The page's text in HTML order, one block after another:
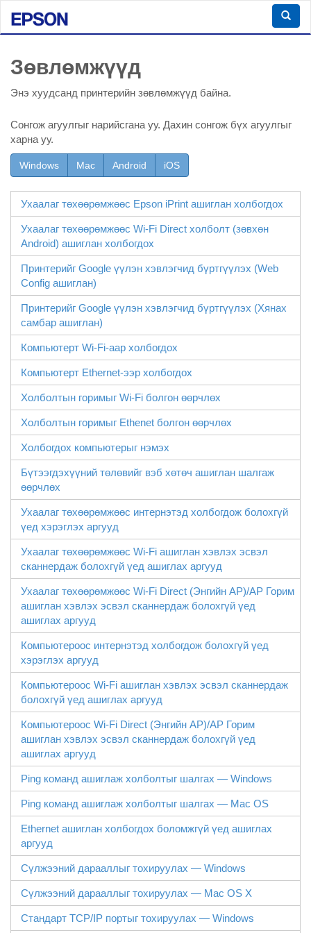
Зөвлөмжүүд
Энэ хуудсанд принтерийн зөвлөмжүүд байна.
Сонгож агуулгыг нарийсгана уу. Дахин сонгож бүх агуулгыг
харна уу.
Windows Mac Android iOS
Ухаалаг төхөөрөмжөөс Epson iPrint ашиглан холбогдох
Ухаалаг төхөөрөмжөөс Wi-Fi Direct холболт (зөвхөн
Android) ашиглан холбогдох
Принтерийг Google үүлэн хэвлэгчид бүртгүүлэх (Web
Config ашиглан)
Принтерийг Google үүлэн хэвлэгчид бүртгүүлэх (Хянах
самбар ашиглан)
Компьютерт Wi-Fi-аар холбогдох
Компьютерт Ethernet-ээр холбогдох
Холболтын горимыг Wi-Fi болгон өөрчлөх
Холболтын горимыг Ethenet болгон өөрчлөх
Холбогдох компьютерыг нэмэх
Бүтээгдэхүүний төлөвийг вэб хөтөч ашиглан шалгаж
өөрчлөх
Ухаалаг төхөөрөмжөөс интернэтэд холбогдож болохгүй
үед хэрэглэх аргууд
Ухаалаг төхөөрөмжөөс Wi-Fi ашиглан хэвлэх эсвэл
сканнердаж болохгүй үед ашиглах аргууд
Ухаалаг төхөөрөмжөөс Wi-Fi Direct (Энгийн AP)/AP Горим
ашиглан хэвлэх эсвэл сканнердаж болохгүй үед
ашиглах аргууд
Компьютероос интернэтэд холбогдож болохгүй үед
хэрэглэх аргууд
Компьютероос Wi-Fi ашиглан хэвлэх эсвэл сканнердаж
болохгүй үед ашиглах аргууд
Компьютероос Wi-Fi Direct (Энгийн AP)/AP Горим
ашиглан хэвлэх эсвэл сканнердаж болохгүй үед
ашиглах аргууд
Ping команд ашиглаж холболтыг шалгах — Windows
Ping команд ашиглаж холболтыг шалгах — Mac OS
Ethernet ашиглан холбогдох боломжгүй үед ашиглах
аргууд
Сүлжээний дарааллыг тохируулах — Windows
Сүлжээний дарааллыг тохируулах — Mac OS X
Стандарт TCP/IP портыг тохируулах — Windows